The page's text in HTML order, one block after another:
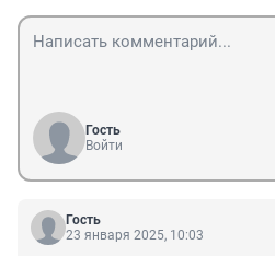
Гость
Войти
Гость
23 января 2025, 10:03